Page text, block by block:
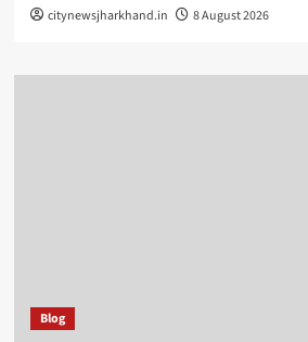
citynewsjharkhand.in 8 August 2026
Blog